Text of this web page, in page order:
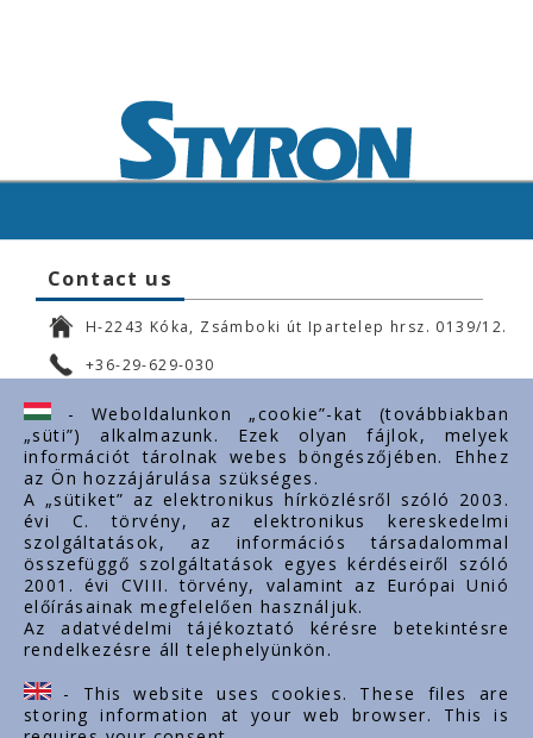
Contact us
H-2243 Kóka, Zsámboki út Ipartelep hrsz. 0139/12.
+36-29-629-030
ertekesites@styron.hu
export@styron.hu
www.styron.hu
Important links
About us
Documents
Contacts
Career
- Weboldalunkon „cookie”-kat (továbbiakban
„süti”) alkalmazunk. Ezek olyan fájlok, melyek
információt tárolnak webes böngészőjében. Ehhez
az Ön hozzájárulása szükséges.
A „sütiket” az elektronikus hírközlésről szóló 2003.
évi C. törvény, az elektronikus kereskedelmi
szolgáltatások, az információs társadalommal
összefüggő szolgáltatások egyes kérdéseiről szóló
2001. évi CVIII. törvény, valamint az Európai Unió
előírásainak megfelelően használjuk.
Az adatvédelmi tájékoztató kérésre betekintésre
rendelkezésre áll telephelyünkön.
- This website uses cookies. These files are
storing information at your web browser. This is